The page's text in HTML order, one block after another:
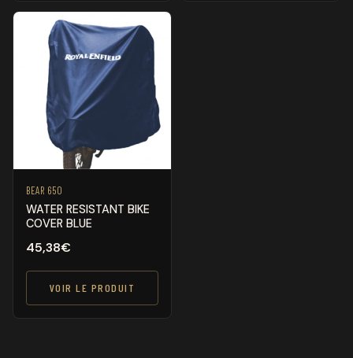
BEAR 650
WATER RESISTANT BIKE
COVER BLUE
45,38€
VOIR LE PRODUIT